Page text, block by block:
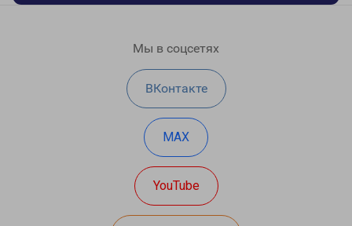
Мы в соцсетях
ВКонтакте
MAX
YouTube